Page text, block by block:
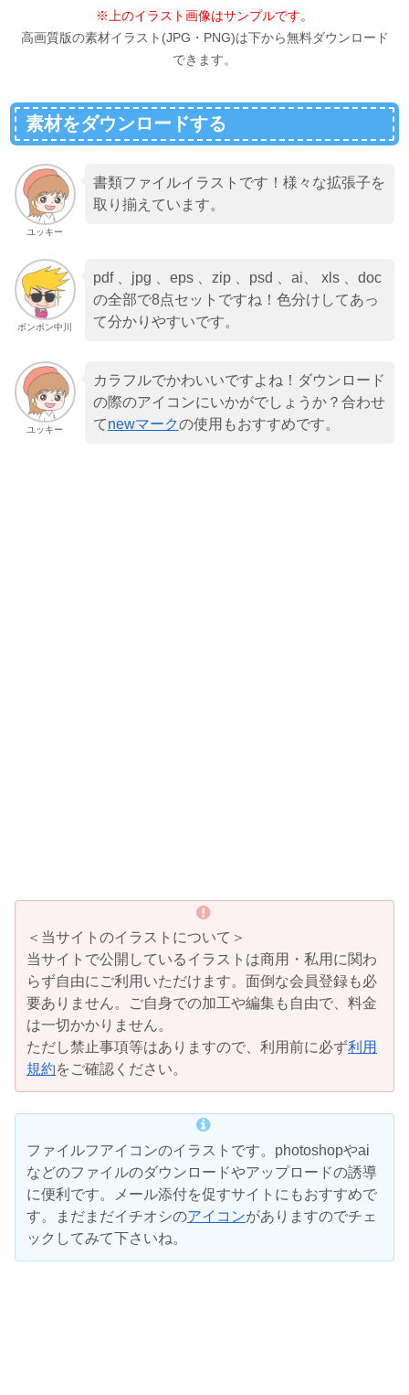
※上のイラスト画像はサンプルです。
高画質版の素材イラスト(JPG・PNG)は下から無料ダウンロード
できます。
素材をダウンロードする
ユッキー
書類ファイルイラストです！様々な拡張子を
取り揃えています。
ボンボン中川
pdf 、jpg 、eps 、zip 、psd 、ai、 xls 、doc
の全部で8点セットですね！色分けしてあっ
て分かりやすいです。
ユッキー
カラフルでかわいいですよね！ダウンロード
の際のアイコンにいかがでしょうか？合わせ
てnewマークの使用もおすすめです。
＜当サイトのイラストについて＞
当サイトで公開しているイラストは商用・私用に関わ
らず自由にご利用いただけます。面倒な会員登録も必
要ありません。ご自身での加工や編集も自由で、料金
は一切かかりません。
ただし禁止事項等はありますので、利用前に必ず利用
規約をご確認ください。
ファイルフアイコンのイラストです。photoshopやai
などのファイルのダウンロードやアップロードの誘導
に便利です。メール添付を促すサイトにもおすすめで
す。まだまだイチオシのアイコンがありますのでチェ
ックしてみて下さいね。